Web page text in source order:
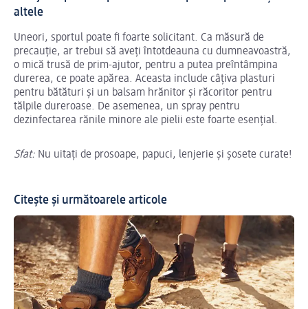
altele
Uneori, sportul poate fi foarte solicitant. Ca măsură de
precauție, ar trebui să aveți întotdeauna cu dumneavoastră,
o mică trusă de prim-ajutor, pentru a putea preîntâmpina
durerea, ce poate apărea. Aceasta include câțiva plasturi
pentru bătături și un balsam hrănitor și răcoritor pentru
tălpile dureroase. De asemenea, un spray pentru
dezinfectarea rănile minore ale pielii este foarte esențial.
Sfat: Nu uitați de prosoape, papuci, lenjerie și șosete curate!
Citește și următoarele articole